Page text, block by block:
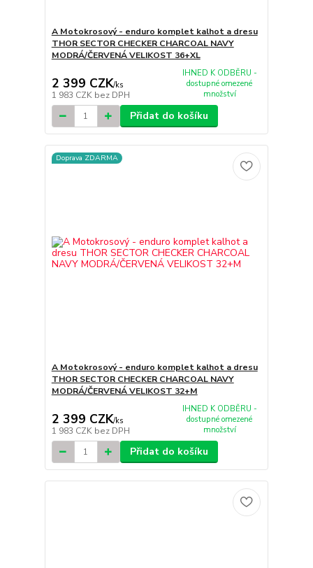
A Motokrosový - enduro komplet kalhot a dresu
THOR SECTOR CHECKER CHARCOAL NAVY
MODRÁ/ČERVENÁ VELIKOST 36+XL
2 399 CZK/ks
1 983 CZK bez DPH
IHNED K ODBĚRU -
dostupné omezené
množství
Přidat do košíku
Doprava ZDARMA
A Motokrosový - enduro komplet kalhot a dresu
THOR SECTOR CHECKER CHARCOAL NAVY
MODRÁ/ČERVENÁ VELIKOST 32+M
2 399 CZK/ks
1 983 CZK bez DPH
IHNED K ODBĚRU -
dostupné omezené
množství
Přidat do košíku